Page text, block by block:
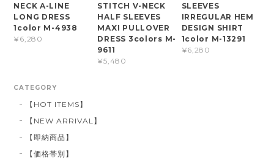
NECK A-LINE
LONG DRESS
1color M-4938
¥6,280
STITCH V-NECK
HALF SLEEVES
MAXI PULLOVER
DRESS 3colors M-
9611
¥5,480
SLEEVES
IRREGULAR HEM
DESIGN SHIRT
1color M-13291
¥6,280
CATEGORY
【HOT ITEMS】
【NEW ARRIVAL】
【即納商品】
【価格帯別】